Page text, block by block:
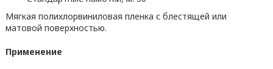
Мягкая полихлорвиниловая пленка с блестящей или
матовой поверхностью.
Применение